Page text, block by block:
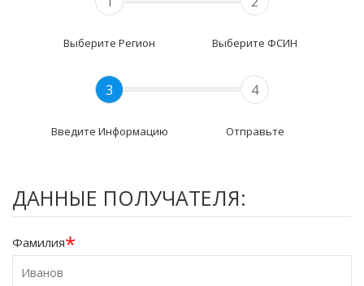
Выберите Регион Выберите ФСИН
3
Введите Информацию
4
Отправьте
ДАННЫЕ ПОЛУЧАТЕЛЯ:
Фамилия*